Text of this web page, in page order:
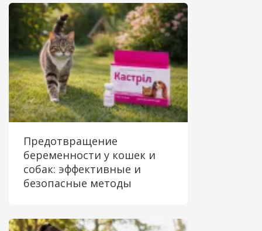
Предотвращение
беременности у кошек и
собак: эффективные и
безопасные методы